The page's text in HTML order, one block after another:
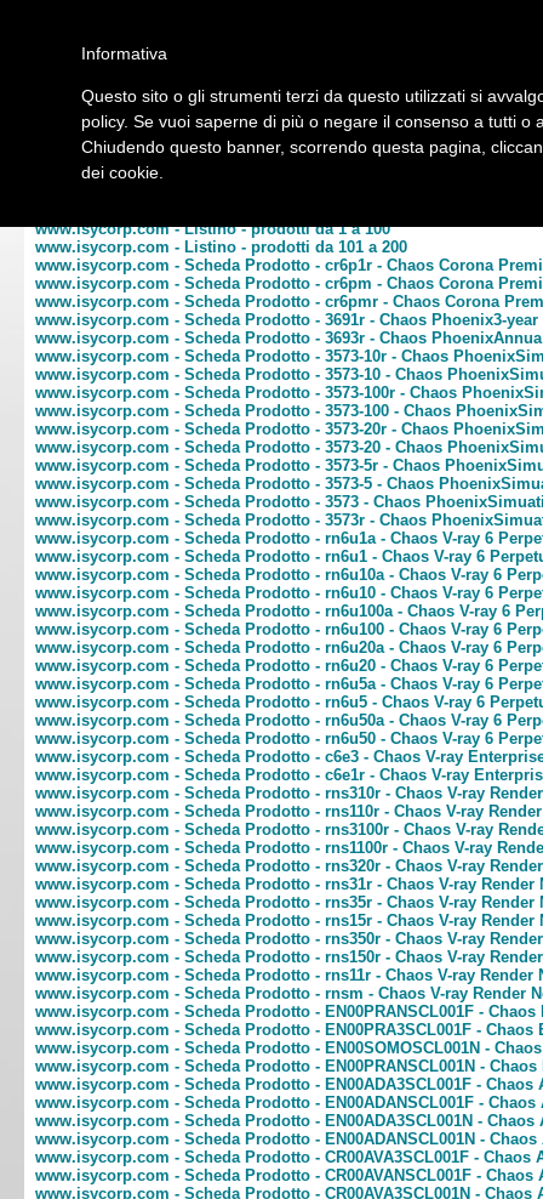
Home Listino Marchi Dati Cliente Servizi Company
Hardware Software Fotografia Telefonia Audio Video
www.isycorp.com - Listino - prodotti da 1 a 100
www.isycorp.com - Listino - prodotti da 101 a 200
www.isycorp.com - Scheda Prodotto - cr6p1r - Chaos Corona
www.isycorp.com - Scheda Prodotto - cr6pm - Chaos Corona
www.isycorp.com - Scheda Prodotto - cr6pmr - Chaos Corona
www.isycorp.com - Scheda Prodotto - 3691r - Chaos Phoenix3-year
www.isycorp.com - Scheda Prodotto - 3693r - Chaos
www.isycorp.com - Scheda Prodotto - 3573-10r - Chaos
www.isycorp.com - Scheda Prodotto - 3573-10 - Chaos
www.isycorp.com - Scheda Prodotto - 3573-100r - Chaos
www.isycorp.com - Scheda Prodotto - 3573-100 - Chaos
www.isycorp.com - Scheda Prodotto - 3573-20r - Chaos
www.isycorp.com - Scheda Prodotto - 3573-20 - Chaos
www.isycorp.com - Scheda Prodotto - 3573-5r - Chaos
www.isycorp.com - Scheda Prodotto - 3573-5 - Chaos
www.isycorp.com - Scheda Prodotto - 3573 - Chaos
www.isycorp.com - Scheda Prodotto - 3573r - Chaos
www.isycorp.com - Scheda Prodotto - rn6u1a - Chaos V-ray 6
www.isycorp.com - Scheda Prodotto - rn6u1 - Chaos V-ray 6
www.isycorp.com - Scheda Prodotto - rn6u10a - Chaos V-ray 6
www.isycorp.com - Scheda Prodotto - rn6u10 - Chaos V-ray 6
www.isycorp.com - Scheda Prodotto - rn6u100a - Chaos V-ray 6
www.isycorp.com - Scheda Prodotto - rn6u100 - Chaos V-ray 6
www.isycorp.com - Scheda Prodotto - rn6u20a - Chaos V-ray 6
www.isycorp.com - Scheda Prodotto - rn6u20 - Chaos V-ray 6
www.isycorp.com - Scheda Prodotto - rn6u5a - Chaos V-ray 6
www.isycorp.com - Scheda Prodotto - rn6u5 - Chaos V-ray 6
www.isycorp.com - Scheda Prodotto - rn6u50a - Chaos V-ray 6
www.isycorp.com - Scheda Prodotto - rn6u50 - Chaos V-ray 6
www.isycorp.com - Scheda Prodotto - c6e3 - Chaos V-ray
www.isycorp.com - Scheda Prodotto - c6e1r - Chaos V-ray
www.isycorp.com - Scheda Prodotto - rns310r - Chaos V-ray
www.isycorp.com - Scheda Prodotto - rns110r - Chaos V-ray
www.isycorp.com - Scheda Prodotto - rns3100r - Chaos V-ray
www.isycorp.com - Scheda Prodotto - rns1100r - Chaos V-ray
www.isycorp.com - Scheda Prodotto - rns320r - Chaos V-ray
www.isycorp.com - Scheda Prodotto - rns31r - Chaos V-ray Render
www.isycorp.com - Scheda Prodotto - rns35r - Chaos V-ray Render
www.isycorp.com - Scheda Prodotto - rns15r - Chaos V-ray Render
www.isycorp.com - Scheda Prodotto - rns350r - Chaos V-ray
www.isycorp.com - Scheda Prodotto - rns150r - Chaos V-ray
www.isycorp.com - Scheda Prodotto - rns11r - Chaos V-ray Render
www.isycorp.com - Scheda Prodotto - rnsm - Chaos V-ray Render
www.isycorp.com - Scheda Prodotto - EN00PRANSCL001F -
www.isycorp.com - Scheda Prodotto - EN00PRA3SCL001F -
www.isycorp.com - Scheda Prodotto - EN00SOMOSCL001N -
www.isycorp.com - Scheda Prodotto - EN00PRANSCL001N -
www.isycorp.com - Scheda Prodotto - EN00ADA3SCL001F -
www.isycorp.com - Scheda Prodotto - EN00ADANSCL001F -
www.isycorp.com - Scheda Prodotto - EN00ADA3SCL001N -
www.isycorp.com - Scheda Prodotto - EN00ADANSCL001N -
www.isycorp.com - Scheda Prodotto - CR00AVA3SCL001F -
www.isycorp.com - Scheda Prodotto - CR00AVANSCL001F -
www.isycorp.com - Scheda Prodotto - CR00AVA3SCL001N -
Informativa
Questo sito o gli strumenti terzi da questo utilizzati si
policy. Se vuoi saperne di più o negare il consenso a tutti o
Chiudendo questo banner, scorrendo questa pagina,
dei cookie.